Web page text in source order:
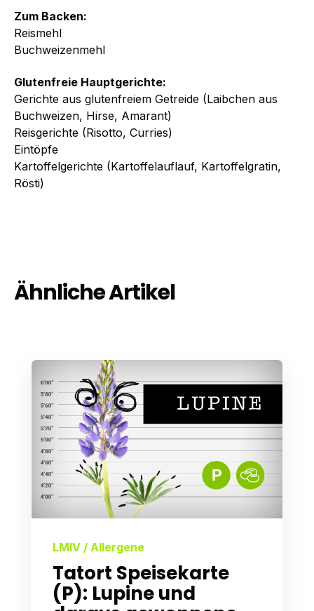
Zum Backen:
Reismehl
Buchweizenmehl
Glutenfreie Hauptgerichte:
Gerichte aus glutenfreiem Getreide (Laibchen aus
Buchweizen, Hirse, Amarant)
Reisgerichte (Risotto, Curries)
Eintöpfe
Kartoffelgerichte (Kartoffelauflauf, Kartoffelgratin,
Rösti)
Ähnliche Artikel
LMIV / Allergene
Tatort Speisekarte
(P): Lupine und